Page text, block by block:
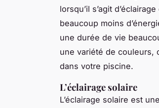
lorsqu’il s’agit
beaucoup moins
une durée de vie
une variété de couleurs,
dans votre piscine.
L’éclairage solaire
L’éclairage solaire est